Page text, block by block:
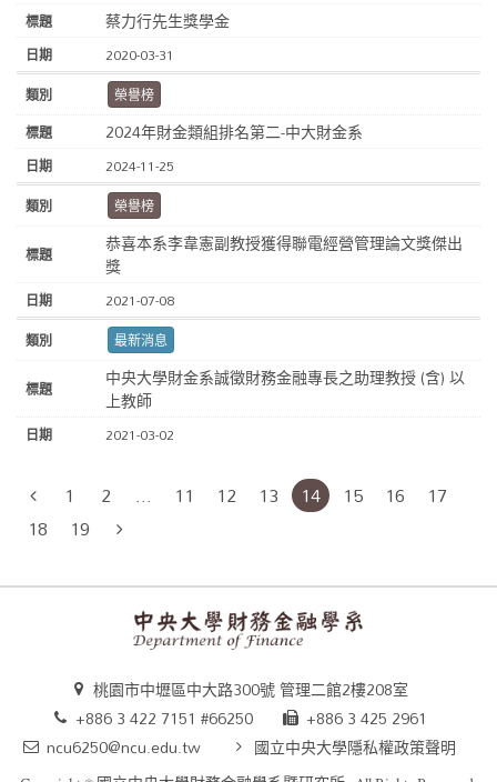
蔡力行先生獎學金
2020-03-31
榮譽榜
2024年財金類組排名第二-中大財金系
2024-11-25
榮譽榜
恭喜本系李韋憲副教授獲得聯電經營管理論文獎傑出
獎
2021-07-08
最新消息
中央大學財金系誠徵財務金融專長之助理教授 (含) 以
上教師
2021-03-02
1 2 ... 11 12 13 14 15 16
17
18
19
桃園市中壢區中大路300號 管理二館2樓208室
+886 3 422 7151 #66250
+886 3 425 2961
ncu6250@ncu.edu.tw
國立中央大學隱私權政策聲明